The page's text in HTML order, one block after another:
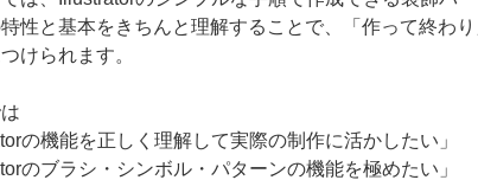
性と基本をきちんと理解することで、「作って終わ
けられます。
の機能を正しく理解して実際の制作に活かしたい」
のブラシ・シンボル・パターンの機能を極めたい」